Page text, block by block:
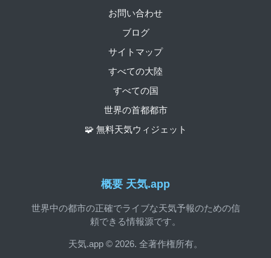
概要 天気.app
世界中の都市の正確でライブな天気予報のための信
頼できる情報源です。
天気.app © 2026. 全著作権所有。
お問い合わせ
ブログ
サイトマップ
すべての大陸
すべての国
世界の首都都市
🧩 無料天気ウィジェット